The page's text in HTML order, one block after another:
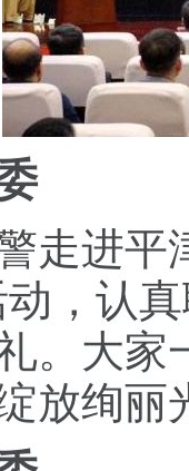
进平津
，认
。大家
放绚丽